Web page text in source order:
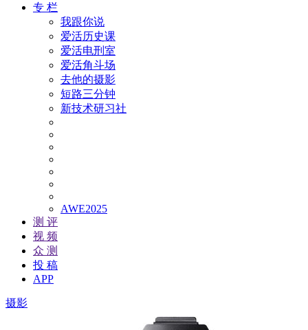
专 栏
我跟你说
爱活历史课
爱活电刑室
爱活角斗场
去他的摄影
短路三分钟
新技术研习社
AWE2025
测 评
视 频
众 测
投 稿
APP
摄影